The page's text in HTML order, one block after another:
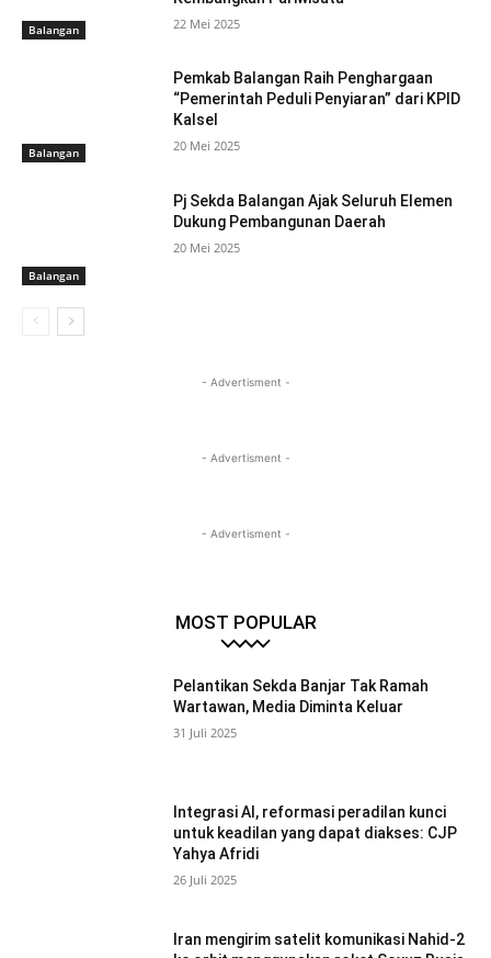
Balangan 22 Mei 2025
Balangan
Pemkab Balangan Raih Penghargaan
“Pemerintah Peduli Penyiaran” dari KPID
Kalsel
20 Mei 2025
Balangan
Pj Sekda Balangan Ajak Seluruh Elemen
Dukung Pembangunan Daerah
20 Mei 2025
- Advertisment -
- Advertisment -
- Advertisment -
MOST POPULAR
Pelantikan Sekda Banjar Tak Ramah
Wartawan, Media Diminta Keluar
31 Juli 2025
Integrasi AI, reformasi peradilan kunci
untuk keadilan yang dapat diakses: CJP
Yahya Afridi
26 Juli 2025
Iran mengirim satelit komunikasi Nahid-2